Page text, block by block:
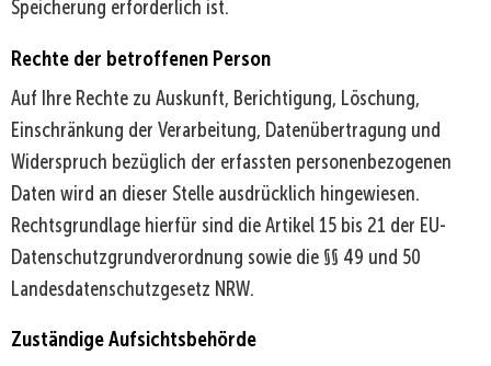
Speicherung erforderlich ist.
Rechte der betroffenen Person
Auf Ihre Rechte zu Auskunft, Berichtigung, Löschung,
Einschränkung der Verarbeitung, Datenübertragung und
Widerspruch bezüglich der erfassten personenbezogenen
Daten wird an dieser Stelle ausdrücklich hingewiesen.
Rechtsgrundlage hierfür sind die Artikel 15 bis 21 der EU-
Datenschutzgrundverordnung sowie die §§ 49 und 50
Landesdatenschutzgesetz NRW.
Zuständige Aufsichtsbehörde